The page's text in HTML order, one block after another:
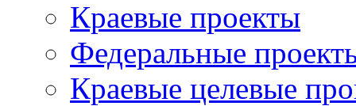
Краевые проекты
Федеральные
Краевые целевые